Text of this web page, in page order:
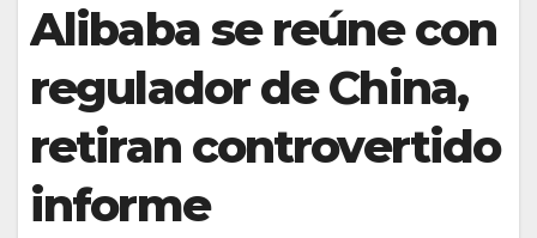
Alibaba se reúne con
regulador de China,
retiran controvertido
informe